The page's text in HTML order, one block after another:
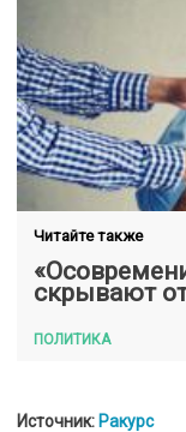
Читайте также
скрывают
ПОЛИТИКА
Источник: Ракурс